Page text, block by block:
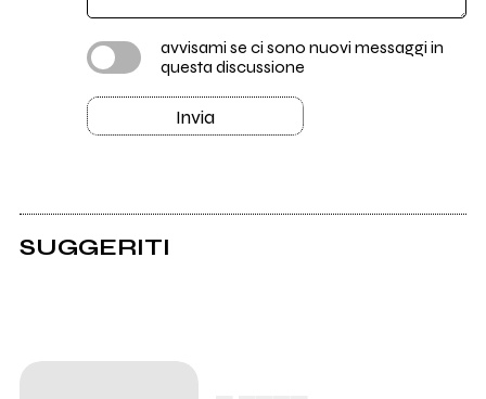
avvisami se ci sono nuovi messaggi in
questa discussione
Invia
SUGGERITI